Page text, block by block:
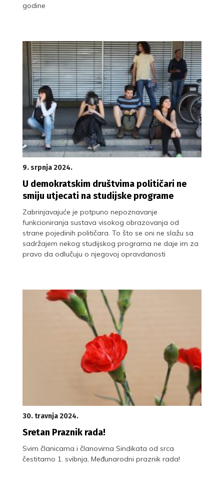
godine
9. srpnja 2024.
U demokratskim društvima političari ne
smiju utjecati na studijske programe
Zabrinjavajuće je potpuno nepoznavanje
funkcioniranja sustava visokog obrazovanja od
strane pojedinih političara. To što se oni ne slažu sa
sadržajem nekog studijskog programa ne daje im za
pravo da odlučuju o njegovoj opravdanosti
30. travnja 2024.
Sretan Praznik rada!
Svim članicama i članovima Sindikata od srca
čestitamo 1. svibnja, Međunarodni praznik rada!